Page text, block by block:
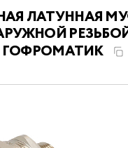
ЛАТУННАЯ
ГОФРОМАТИК